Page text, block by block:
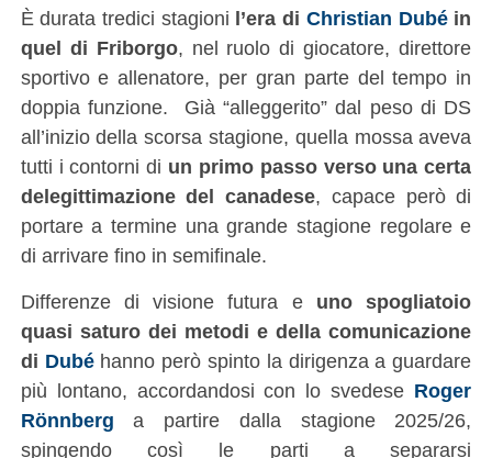
È durata tredici stagioni l’era di Christian Dubéin
quel di Friborgo, nel ruolo di giocatore, direttore
sportivo e allenatore, per gran parte del tempo in
doppia funzione. Già “alleggerito” dal peso di DS
all’inizio della scorsa stagione, quella mossa aveva
tutti i contorni di un primo passo verso una certa
delegittimazione del canadese, capace però di
portare a termine una grande stagione regolare e
di arrivare fino in semifinale.
Differenze di visione futura e uno spogliatoio
quasi saturo dei metodi e della comunicazione
di Dubéhanno però spinto la dirigenza a guardare
più lontano, accordandosi con lo svedese Roger
Rönnberg a partire dalla stagione 2025/26,
spingendo così le parti a separarsi